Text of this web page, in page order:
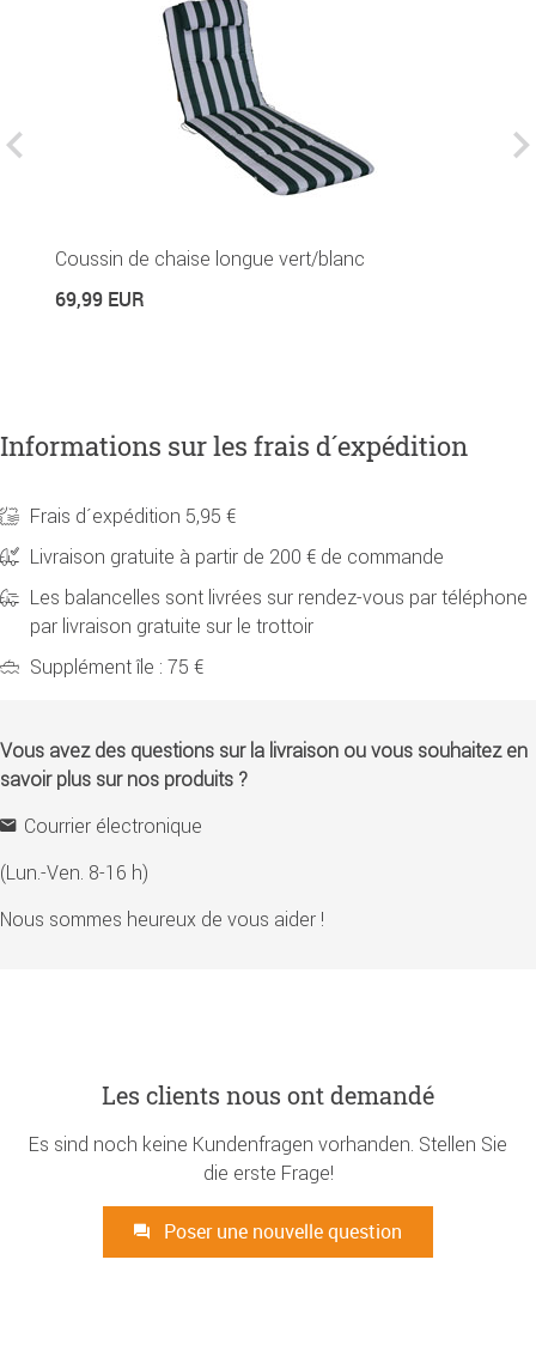
Coussin de chaise longue vert/blanc
69,99 EUR
Informations sur les frais d´expédition
Frais d´expédition 5,95 €
Livraison gratuite à partir de 200 € de commande
Les balancelles sont livrées sur rendez-vous par téléphone
par livraison gratuite sur le trottoir
Supplément île : 75 €
Vous avez des questions sur la livraison ou vous souhaitez en
savoir plus sur nos produits ?
Courrier électronique
(Lun.-Ven. 8-16 h)
Nous sommes heureux de vous aider !
Les clients nous ont demandé
Es sind noch keine Kundenfragen vorhanden. Stellen Sie
die erste Frage!
Poser une nouvelle question